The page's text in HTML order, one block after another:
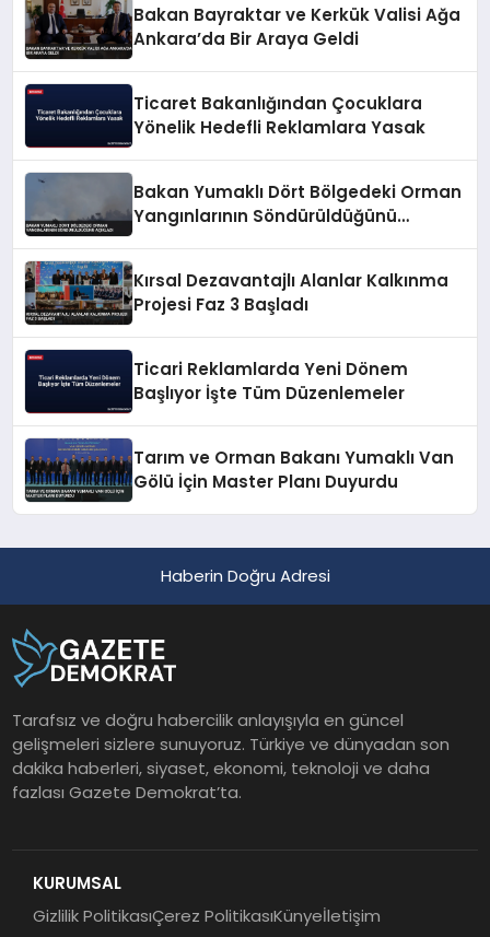
Bakan Bayraktar ve Kerkük Valisi Ağa
Ankara’da Bir Araya Geldi
Ticaret Bakanlığından Çocuklara
Yönelik Hedefli Reklamlara Yasak
Bakan Yumaklı Dört Bölgedeki Orman
Yangınlarının Söndürüldüğünü
Kırsal Dezavantajlı Alanlar Kalkınma
Projesi Faz 3 Başladı
Ticari Reklamlarda Yeni Dönem
Başlıyor İşte Tüm Düzenlemeler
Tarım ve Orman Bakanı Yumaklı Van
Gölü İçin Master Planı Duyurdu
Haberin Doğru Adresi
Tarafsız ve doğru habercilik anlayışıyla en güncel
gelişmeleri sizlere sunuyoruz. Türkiye ve dünyadan son
dakika haberleri, siyaset, ekonomi, teknoloji ve daha
fazlası Gazete Demokrat’ta.
KURUMSAL
Gizlilik PolitikasıÇerez PolitikasıKünyeİletişim